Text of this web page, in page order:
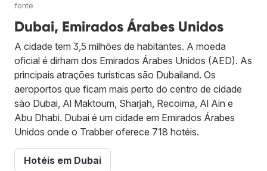
fonte
Dubai, Emirados Árabes Unidos
A cidade tem 3,5 milhões de habitantes. A moeda
oficial é dirham dos Emirados Árabes Unidos (AED). As
principais atrações turísticas são Dubailand. Os
aeroportos que ficam mais perto do centro de cidade
são Dubai, Al Maktoum, Sharjah, Recoima, Al Ain e
Abu Dhabi. Dubai é um cidade em Emirados Árabes
Unidos onde o Trabber oferece 718 hotéis.
Hotéis em Dubai